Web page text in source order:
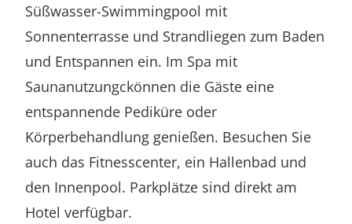
Süßwasser-Swimmingpool mit
Sonnenterrasse und Strandliegen zum Baden
und Entspannen ein. Im Spa mit
Saunanutzungckönnen die Gäste eine
entspannende Pediküre oder
Körperbehandlung genießen. Besuchen Sie
auch das Fitnesscenter, ein Hallenbad und
den Innenpool. Parkplätze sind direkt am
Hotel verfügbar.